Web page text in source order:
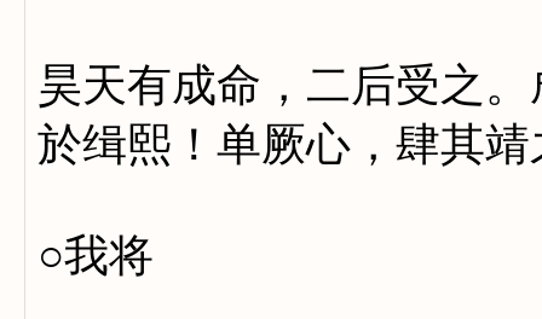
昊天有成命，二后受之
於缉熙！单厥心，肆其靖
○我将